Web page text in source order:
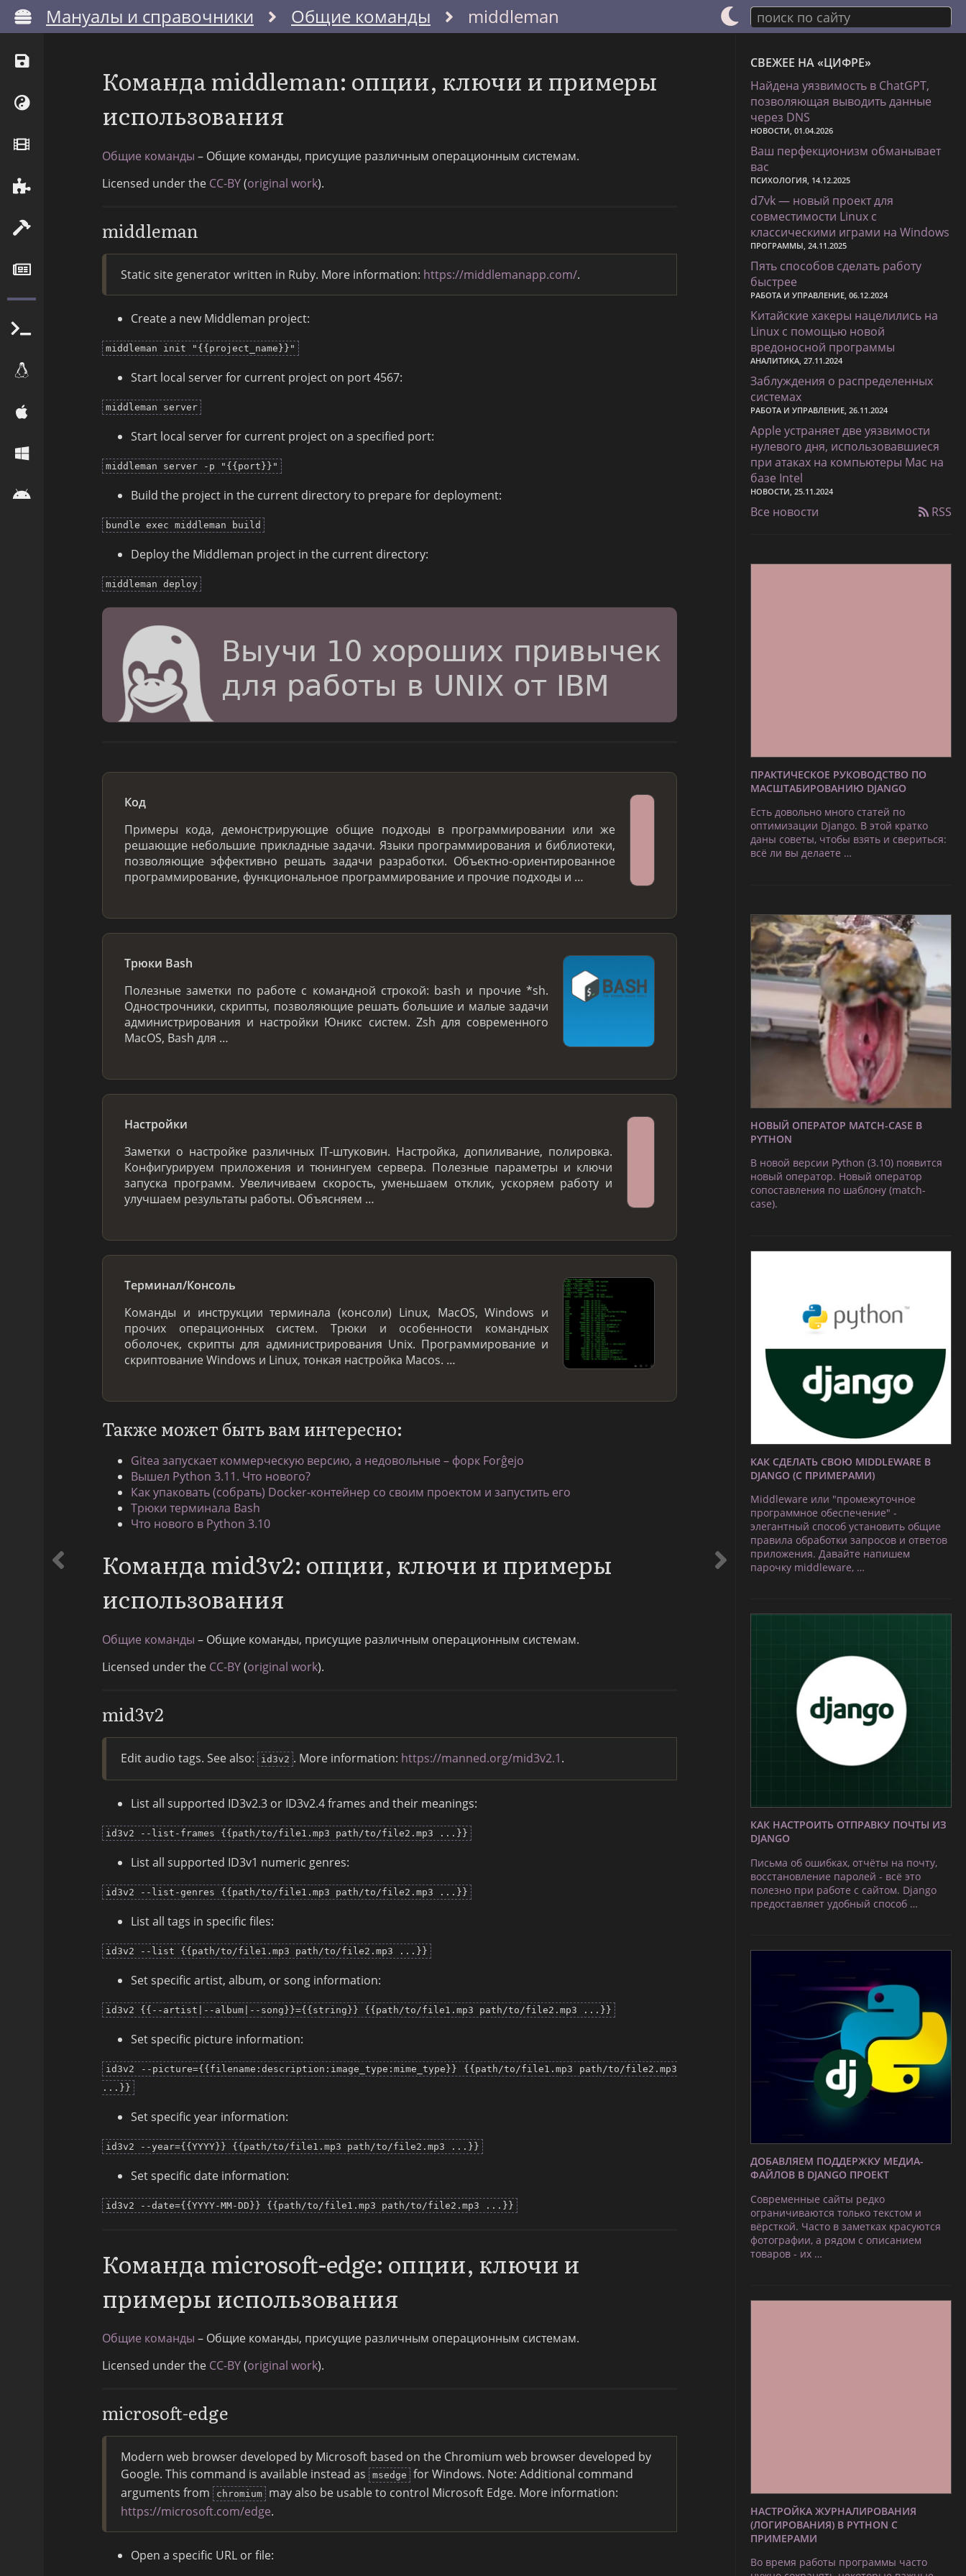
Мануалы и справочники Общие команды middleman поиск по сайту
Команда middleman: опции, ключи и примеры
использования
Общие команды – Общие команды, присущие различным операционным системам.
Licensed under the CC-BY(original work).
middleman
Static site generator written in Ruby. More information: https://middlemanapp.com/.
Create a new Middleman project:
middleman init "{{project_name}}"
Start local server for current project on port 4567:
middleman server
Start local server for current project on a specified port:
middleman server -p "{{port}}"
Build the project in the current directory to prepare for deployment:
bundle exec middleman build
Deploy the Middleman project in the current directory:
middleman deploy
Код
Примеры кода, демонстрирующие общие подходы в программировании или же
решающие небольшие прикладные задачи. Языки программирования и библиотеки,
позволяющие эффективно решать задачи разработки. Объектно-ориентированное
программирование, функциональное программирование и прочие подходы и …
Трюки Bash
Полезные заметки по работе с командной строкой: bash и прочие *sh.
Однострочники, скрипты, позволяющие решать большие и малые задачи
администрирования и настройки Юникс систем. Zsh для современного
MacOS, Bash для …
Настройки
Заметки о настройке различных IT-штуковин. Настройка, допиливание, полировка.
Конфигурируем приложения и тюнингуем сервера. Полезные параметры и ключи
запуска программ. Увеличиваем скорость, уменьшаем отклик, ускоряем работу и
улучшаем результаты работы. Объясняем …
Терминал/Консоль
Команды и инструкции терминала (консоли) Linux, MacOS, Windows и
прочих операционных систем. Трюки и особенности командных
оболочек, скрипты для администрирования Unix. Программирование и
скриптование Windows и Linux, тонкая настройка Macos. …
Также может быть вам интересно:
Gitea запускает коммерческую версию, а недовольные – форк Forĝejo
Вышел Python 3.11. Что нового?
Как упаковать (собрать) Docker-контейнер со своим проектом и запустить его
Трюки терминала Bash
Что нового в Python 3.10
Команда mid3v2: опции, ключи и примеры
использования
Общие команды – Общие команды, присущие различным операционным системам.
Licensed under the CC-BY(original work).
mid3v2
Edit audio tags. See also: id3v2 . More information: https://manned.org/mid3v2.1.
List all supported ID3v2.3 or ID3v2.4 frames and their meanings:
id3v2 --list-frames {{path/to/file1.mp3 path/to/file2.mp3 ...}}
List all supported ID3v1 numeric genres:
id3v2 --list-genres {{path/to/file1.mp3 path/to/file2.mp3 ...}}
List all tags in specific files:
id3v2 --list {{path/to/file1.mp3 path/to/file2.mp3 ...}}
Set specific artist, album, or song information:
id3v2 {{--artist|--album|--song}}={{string}} {{path/to/file1.mp3 path/to/file2.mp3 ...}}
Set specific picture information:
id3v2 --picture={{filename:description:image_type:mime_type}} {{path/to/file1.mp3 path/to/file2.mp3
...}}
Set specific year information:
id3v2 --year={{YYYY}} {{path/to/file1.mp3 path/to/file2.mp3 ...}}
Set specific date information:
id3v2 --date={{YYYY-MM-DD}} {{path/to/file1.mp3 path/to/file2.mp3 ...}}
Команда microsoft-edge: опции, ключи и
примеры использования
Общие команды – Общие команды, присущие различным операционным системам.
Licensed under the CC-BY(original work).
microsoft-edge
Modern web browser developed by Microsoft based on the Chromium web browser developed by
Google. This command is available instead as
msedge
for Windows. Note: Additional command
arguments from
chromium
may also be usable to control Microsoft Edge. More information:
https://microsoft.com/edge.
Open a specific URL or file:
СВЕЖЕЕ НА «ЦИФРЕ»
Найдена уязвимость в ChatGPT,
позволяющая выводить данные
через DNS
НОВОСТИ, 01.04.2026
Ваш перфекционизм обманывает
вас
ПСИХОЛОГИЯ, 14.12.2025
d7vk — новый проект для
совместимости Linux с
классическими играми на Windows
ПРОГРАММЫ, 24.11.2025
Пять способов сделать работу
быстрее
РАБОТА И УПРАВЛЕНИЕ, 06.12.2024
Китайские хакеры нацелились на
Linux с помощью новой
вредоносной программы
АНАЛИТИКА, 27.11.2024
Заблуждения о распределенных
системах
РАБОТА И УПРАВЛЕНИЕ, 26.11.2024
Apple устраняет две уязвимости
нулевого дня, использовавшиеся
при атаках на компьютеры Mac на
базе Intel
НОВОСТИ, 25.11.2024
Все новости RSS
ПРАКТИЧЕСКОЕ РУКОВОДСТВО ПО
МАСШТАБИРОВАНИЮ DJANGO
Есть довольно много статей по
оптимизации Django. В этой кратко
даны советы, чтобы взять и свериться:
всё ли вы делаете …
НОВЫЙ ОПЕРАТОР MATCH-CASE В
PYTHON
В новой версии Python (3.10) появится
новый оператор. Новый оператор
сопоставления по шаблону (match-
case).
КАК СДЕЛАТЬ СВОЮ MIDDLEWARE В
DJANGO (С ПРИМЕРАМИ)
Middleware или "промежуточное
программное обеспечение" -
элегантный способ установить общие
правила обработки запросов и ответов
приложения. Давайте напишем
парочку middleware, …
КАК НАСТРОИТЬ ОТПРАВКУ ПОЧТЫ ИЗ
DJANGO
Письма об ошибках, отчёты на почту,
восстановление паролей - всё это
полезно при работе с сайтом. Django
предоставляет удобный способ …
ДОБАВЛЯЕМ ПОДДЕРЖКУ МЕДИА-
ФАЙЛОВ В DJANGO ПРОЕКТ
Современные сайты редко
ограничиваются только текстом и
вёрсткой. Часто в заметках красуются
фотографии, а рядом с описанием
товаров - их …
НАСТРОЙКА ЖУРНАЛИРОВАНИЯ
(ЛОГИРОВАНИЯ) В PYTHON С
ПРИМЕРАМИ
Во время работы программы часто